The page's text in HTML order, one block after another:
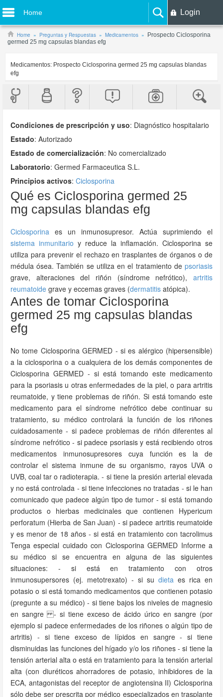
Home Login
Home Preguntas y Respuestas Medicamentos
Prospecto Ciclosporina
germed 25 mg capsulas blandas efg
Medicamentos: Prospecto Ciclosporina germed 25 mg capsulas blandas
efg
Condiciones de prescripción y uso: Diagnóstico hospitalario
Estado: Autorizado
Estado de comercialización: No comercializado
Laboratorio: Germed Farmaceutica S.L.
Principios activos: Ciclosporina
Qué es Ciclosporina germed 25
mg capsulas blandas efg
Ciclosporina es un inmunosupresor. Actúa suprimiendo el
sistema inmunitario y reduce la inflamación. Ciclosporina se
utiliza para prevenir el rechazo en trasplantes de órganos o de
médula ósea. También se utiliza en el tratamiento de psoriasis
grave, alteraciones del riñón (síndrome nefrótico), artritis
reumatoide grave y eccemas graves (dermatitis atópica).
Antes de tomar Ciclosporina
germed 25 mg capsulas blandas
efg
No tome Ciclosporina GERMED - si es alérgico (hipersensible)
a la ciclosporina o a cualquiera de los demás componentes de
Ciclosporina GERMED - si está tomando este medicamento
para la psoriasis u otras enfermedades de la piel, o para artritis
reumatoide, y tiene problemas de riñón. Si está tomando este
medicamento para el síndrome nefrótico debe continuar su
tratamiento, su médico controlará la función de los riñones
cuidadosamente - si padece problemas de riñón diferentes al
síndrome nefrótico - si padece psoriasis y está recibiendo otros
medicamentos inmunosupresores cuya función es la de
controlar el sistema inmune de su organismo, rayos UVA o
UVB, coal tar o radioterapia. - si tiene la presión arterial elevada
y no está controlada - si tiene infecciones no tratadas - si le han
comunicado que padece algún tipo de tumor - si está tomando
productos o hierbas medicinales que contienen Hypericum
perforatum (Hierba de San Juan) - si padece artritis reumatoide
y es menor de 18 años - si está en tratamiento con tacrolimus
Tenga especial cuidado con Ciclosporina GERMED Informe a
su médico si se encuentra en alguna de las siguientes
situaciones: - si está en tratamiento con otros
inmunosupersores (ej. metotrexato) - si su dieta es rica en
potasio o si está tomando medicamentos que contienen potasio
(pregunte a su médico) - si tiene bajos los niveles de magnesio
en sangre - si tiene exceso de ácido úrico en sangre (por
ejemplo si padece enfermedades de los riñones o algún tipo de
artritis) - si tiene exceso de lípidos en sangre - si tiene
disminuidas las funciones del hígado y/o los riñones - si tiene la
tensión arterial alta o está en tratamiento para la tensión arterial
alta (con diuréticos ahorradores de potasio, inhibidores de la
ECA, antagonistas del receptor de angiotensina II) Ciclosporina
sólo debe ser prescrita por médico especializados en trasplante